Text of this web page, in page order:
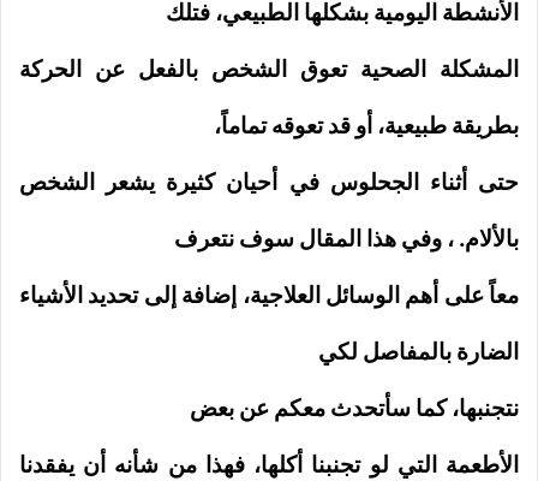
الأنشطة اليومية بشكلها الطبيعي، فتلك
المشكلة الصحية تعوق الشخص بالفعل عن الحركة
بطريقة طبيعية، أو قد تعوقه تماماً،
حتى أثناء الجحلوس في أحيان كثيرة يشعر الشخص
بالألام. ، وفي هذا المقال سوف نتعرف
معاً على أهم الوسائل العلاجية، إضافة إلى تحديد الأشياء
الضارة بالمفاصل لكي
نتجنبها،كما سأتحدث معكم عن بعض
الأطعمة التي لو تجنبنا أكلها، فهذا من شأنه أن يفقدنا